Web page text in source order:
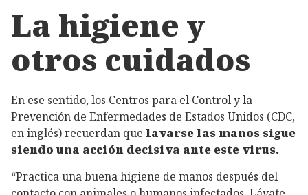
La higiene y
otros cuidados
En ese sentido, los Centros para el Control y la
Prevención de Enfermedades de Estados Unidos (CDC,
en inglés) recuerdan que lavarse las manos sigue
siendo una acción decisiva ante este virus.
“Practica una buena higiene de manos después del